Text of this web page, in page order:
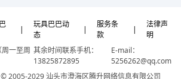
|
玩具巴巴动
态
|
服务条
款
|
法律声
明
一至周 其余时间联系手机：
13825872895
E-mail：
5256262@qq.com
2005-2029 汕头市澄海区腾升网络信息有限公司